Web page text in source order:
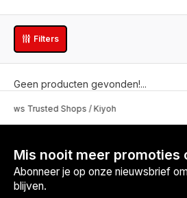
Filters
Geen producten gevonden!...
Shops / Kiyoh
Mis nooit meer promoties
Abonneer je op onze nieuwsbrief
blijven.